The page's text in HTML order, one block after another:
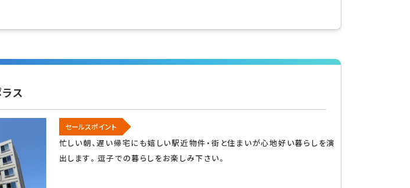
燥機 システムキッチン 対面式キッチン
ス
セールスポイント
忙しい朝、遅い帰宅にも嬉しい駅近物件・街と住まいが心地好い暮らしを演
出します。逗子での暮らしをお楽しみ下さい。